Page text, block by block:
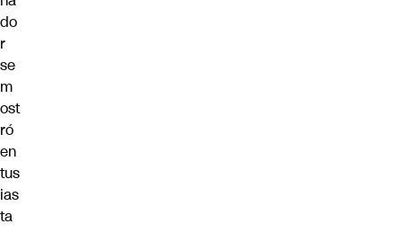
do
r
se
m
ost
ró
en
tus
ias
ta